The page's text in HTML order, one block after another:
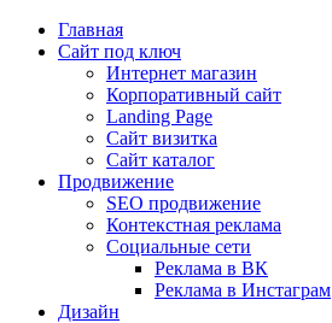
Главная
Сайт под ключ
Интернет магазин
Корпоративный сайт
Landing Page
Сайт визитка
Сайт каталог
Продвижение
SEO продвижение
Контекстная реклама
Социальные сети
Реклама в ВК
Реклама в Инстаграм
Дизайн